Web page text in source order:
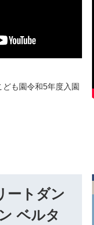
も園令和5年度入園
ートダン
ベルタ